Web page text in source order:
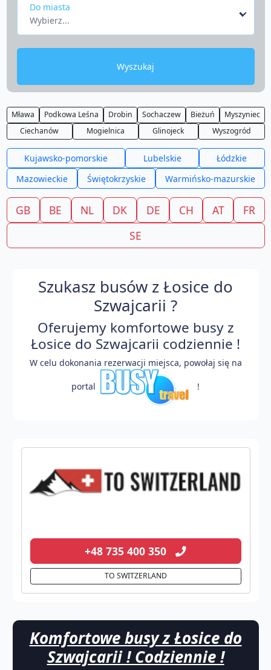
Do miasta
Wybierz...
Wyszukaj
Mława Podkowa Leśna Drobin Sochaczew Bieżuń
Myszyniec
Ciechanów
Mogielnica Glinojeck Wyszogród
Kujawsko-pomorskie Lubelskie
Łódzkie
Mazowieckie
Świętokrzyskie Warmińsko-mazurskie
GB BE NL DK DE CH AT
FR
SE
Szukasz busów z Łosice do
Szwajcarii ?
Oferujemy komfortowe busy z
Łosice do Szwajcarii codziennie !
W celu dokonania rezerwacji miejsca, powołaj się na
portal !
+48 735 400 350
TO SWITZERLAND
Komfortowe busy z Łosice do
Szwajcarii ! Codziennie !